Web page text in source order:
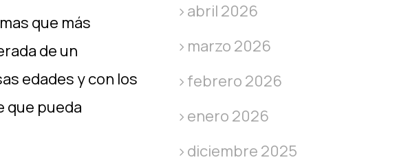
que más
de un
edades y con los
que pueda
abril 2026
marzo 2026
febrero 2026
enero 2026
diciembre 2025